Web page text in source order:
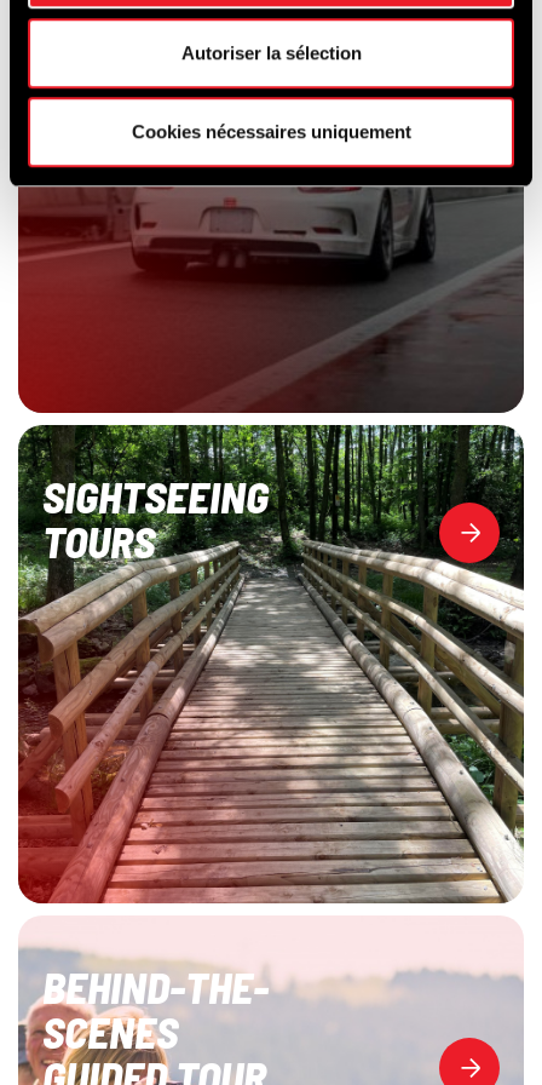
Autoriser la sélection
Cookies nécessaires uniquement
SIGHTSEEING
TOURS
BEHIND-THE-
SCENES